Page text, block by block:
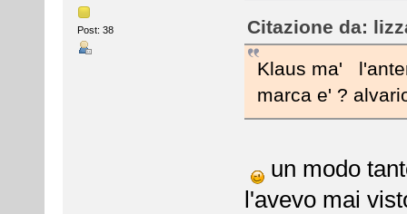
Post: 38
Citazione da:
Klaus ma'
marca e' ?
un modo
l'avevo mai